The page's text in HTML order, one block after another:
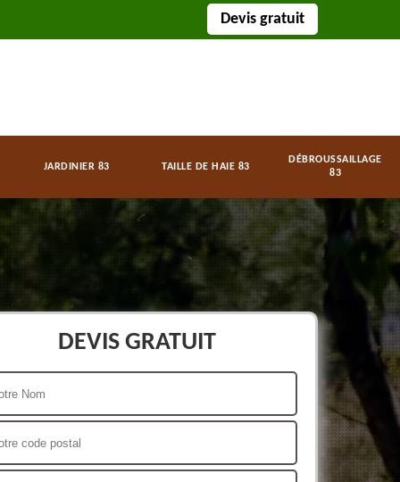
Devis gratuit
JARDINIER 83 TAILLE DE HAIE 83
DÉBROUSSAILLAGE
83
DEVIS GRATUIT